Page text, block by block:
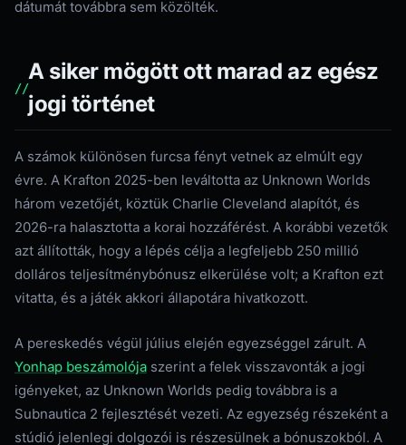
dátumát továbbra sem közölték.
A siker mögött ott marad az egész
jogi történet
A számok különösen furcsa fényt vetnek az elmúlt egy
évre. A Krafton 2025-ben leváltotta az Unknown Worlds
három vezetőjét, köztük Charlie Cleveland alapítót, és
2026-ra halasztotta a korai hozzáférést. A korábbi vezetők
azt állították, hogy a lépés célja a legfeljebb 250 millió
dolláros teljesítménybónusz elkerülése volt; a Krafton ezt
vitatta, és a játék akkori állapotára hivatkozott.
A pereskedés végül július elején egyezséggel zárult. A
Yonhap beszámolója szerint a felek visszavonták a jogi
igényeket, az Unknown Worlds pedig továbbra is a
Subnautica 2 fejlesztését vezeti. Az egyezség részeként a
stúdió jelenlegi dolgozói is részesülnek a bónuszokból. A